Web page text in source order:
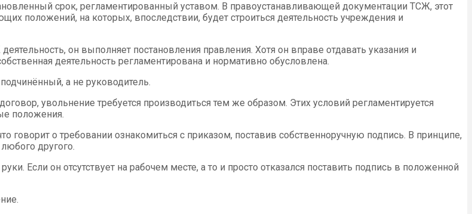
срок, регламентированный уставом. В правоустанавливающей документации ТСЖ, этот
положений, на которых, впоследствии, будет строиться деятельность учреждения и
он выполняет постановления правления. Хотя он вправе отдавать указания и
деятельность регламентирована и нормативно обусловлена.
а не руководитель.
увольнение требуется производиться тем же образом. Этих условий регламентируется
положения.
о требовании ознакомиться с приказом, поставив собственноручную подпись. В принципе,
другого.
Если он отсутствует на рабочем месте, а то и просто отказался поставить подпись в положенной